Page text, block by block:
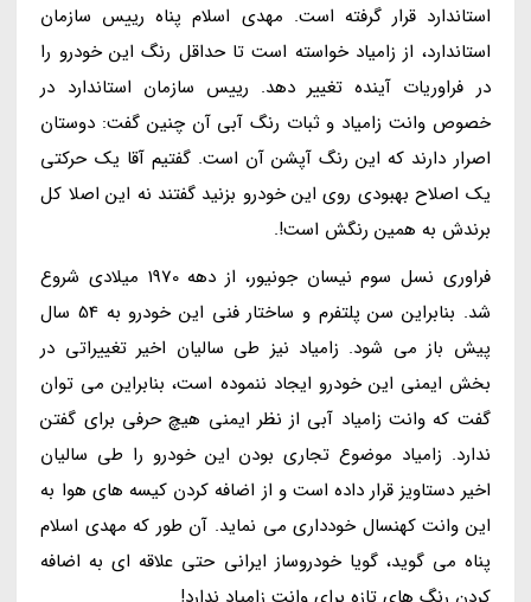
استاندارد قرار گرفته است. مهدی اسلام پناه رییس سازمان
استاندارد، از زامیاد خواسته است تا حداقل رنگ این خودرو را
در فراوریات آینده تغییر دهد. رییس سازمان استاندارد در
خصوص وانت زامیاد و ثبات رنگ آبی آن چنین گفت: دوستان
اصرار دارند که این رنگ آپشن آن است. گفتیم آقا یک حرکتی
یک اصلاح بهبودی روی این خودرو بزنید گفتند نه این اصلا کل
برندش به همین رنگش است!.
فراوری نسل سوم نیسان جونیور، از دهه 1970 میلادی شروع
شد. بنابراین سن پلتفرم و ساختار فنی این خودرو به 54 سال
پیش باز می شود. زامیاد نیز طی سالیان اخیر تغییراتی در
بخش ایمنی این خودرو ایجاد ننموده است، بنابراین می توان
گفت که وانت زامیاد آبی از نظر ایمنی هیچ حرفی برای گفتن
ندارد. زامیاد موضوع تجاری بودن این خودرو را طی سالیان
اخیر دستاویز قرار داده است و از اضافه کردن کیسه های هوا به
این وانت کهنسال خودداری می نماید. آن طور که مهدی اسلام
پناه می گوید، گویا خودروساز ایرانی حتی علاقه ای به اضافه